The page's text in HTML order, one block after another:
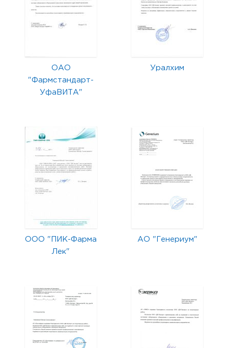
ОАО
"Фармстандарт-
УфаВИТА"
Уралхим
ООО "ПИК-Фарма
Лек"
АО "Генериум"